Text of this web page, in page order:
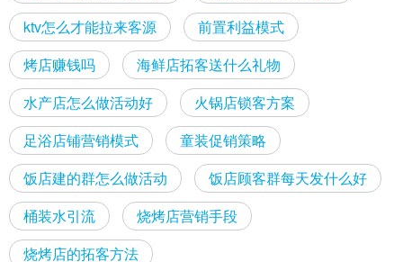
ktv怎么才能拉来客源
前置利益模式
烤店赚钱吗
海鲜店拓客送什么礼物
水产店怎么做活动好
火锅店锁客方案
足浴店铺营销模式
童装促销策略
饭店建的群怎么做活动
饭店顾客群每天发什么好
桶装水引流
烧烤店营销手段
烧烤店的拓客方法